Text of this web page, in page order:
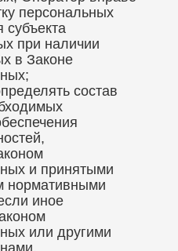
персональных
субъекта
при наличии
в Законе
состав
и принятыми
нормативными
иное
или другими